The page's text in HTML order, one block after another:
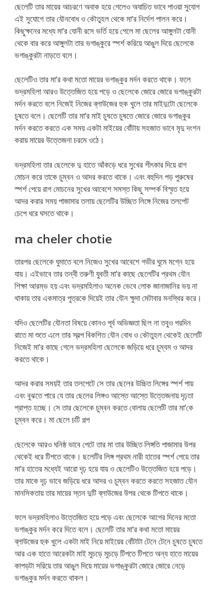
ছেলেটি তার মায়ের আচরণে অবাক হয়ে গেলেও অযাচিত ভাবে পাওয়া সুযোগ
এই সুযোগে তার যৌনবোধ ও কৌতুহল থেকে মা’র নির্দেশ পালন করে।
কিছুক্ষনের মধ্যে মা’র যোনী রসে ভর্তি হয়ে গেলে মা ছেলের আঙ্গুলটা যোনী
থেকে বার করে আঙ্গুলটা তার ভগাঙ্কুরে স্পর্শ করিয়ে আঙুল দিয়ে ছেলেকে
ভগাঙ্কুরটা নাড়তে বলে।
ছেলেটিও তার মা’র কথা মতো মায়ের ভগাঙ্কুর মর্দন করতে থাকে। ফলে
ভদ্রমহিলা আরও উত্তেজিত হয়ে পড়ে ও ছেলেকে জোরে জোরে ভগাঙ্কুরটা
মর্দন করতে বলে নিজেই নিজের ব্লাউজের হুক খুলে তার মাইদুটো ছেলেকে
চুষতে বলে। ছেলেটি তার মা’র মাই চুষতে চুষতে জোরে জোরে ভগাঙ্কুর
মর্দন করতে করতে এক সময় একটা মাইয়ের বোঁটায় সহজাত ভাবে মৃদু দংশন
করায় মায়ের উত্তেজনা চরমে ওঠে।
ভদ্রমহিলা তার ছেলেকে দু হাতে আঁকড়ে ধরে সুখের শীৎকার দিয়ে রাগ
মোচন করে তাকে চুম্বন ও আদর করতে থাকে। এবং বহুদিন পড় পুরুষের
স্পর্শ পেয়ে রাগ মোচনের সুখের আবেশে সমস্ত কিছু সম্পর্ক বিস্মৃত হয়ে
আদর করার সময় পাজামার তলায় ছেলেটির উচ্ছিত লিঙ্গে নিজের তলপেট
চেপে ধরে ঘসতে থাকে।
ma cheler chotie
তারপর ছেলেকে ঘুমাতে বলে নিজেও সুখের আবেশে গভীর ঘুমে মগ্নে হয়ে
যায়। এইভাবে তার তন্বী তরুণী যুবতী মা’র কাছে ছেলেটির প্রথম যৌন
শিক্ষা আরম্ভ হয় এবং ভদ্রমহিলাও অনেক ভেবে লোক জানাজানির ভয় না
থাকায় তার একমাত্র পুত্রকে দিয়েই তার যৌন ক্ষুদা মেটাবার মনস্থির করে।
যদিও ছেলেটির যৌনতা বিষয়ে কোনও পূর্ব অভিজ্ঞতা ছিল না তবুও পরদিন
রাতে মা শুতে এলে তার স্বল্প বিকশিত যৌন বোধ ও কৌতুহল থেকেই ছেলেটি
নিজেই মা’র কাছে গেলে ভদ্রমহিলা ছেলেকে জড়িয়ে ধরে চুম্বম ও আদর
করতে থাকে।
আদর করার সময়ই তার তলপেটে সে তার ছেলের উচ্চিত লিঙ্গের স্পর্শ পায়
এবং বুঝতে পারে যে তার ছেলের লিঙ্গও আস্তে আস্তে উত্তেজনায় দৃঢ়তা
প্রাপ্ত হচ্ছে। সে তার ছেলেকে চুম্বন করতে বোলায় ছেলেটি তার মা’কে
চুম্বন করে। মা ছেলে চটি গল্প
ছেলেকে আরও ঘনিষ্ঠ ভাবে পেটে তার মা তার উচ্ছিত লিঙ্গতি পাজামার উপর
থেকেই ধরে টিপতে থাকে। ছলেটির লিঙ্গ প্রথম নারী হাতের স্পর্শ পেয়ে তার
মা’র হাতের মধ্যেই আরো দৃঢ় হয়ে যায় ও ছেলেটিও উত্তেজিত হয়ে পড়ে।
তার মাকে দৃঢ় ভাবে জড়িয়ে ধরে আদর ও চুম্বন করতে করতে সহজাত যৌন
মানসিকতায় তার মায়ের স্তন দুটি ব্লাউজের উপর থেকে টিপতে থাকে।
ফলে ভদ্রমহিলাও উত্তেজিত হয়ে পড়ে এবং ছেলেকে আগের দিনের মতো
ভগাঙ্কুর মর্দন করে দিতে বলে। ছেলেটি তার মা’র কথা মতো মায়ের
ব্লাউজের হুক খুলে একটা মাই নিয়ে মাইয়ের বোঁটাটা টেনে টেনে চুষতে চুষতে
আর এক হাতে আরেকটা মাই মুচড়ে মুচড়ে টিপতে টিপতে অন্য হাতে মায়ের
কাপড়টা সরিয়ে তার আঙুল দিয়ে মায়ের ভগাঙ্কুরটা জোরে জোরে নেড়ে
ভগাঙ্কুর মর্দন করতে থাকল।